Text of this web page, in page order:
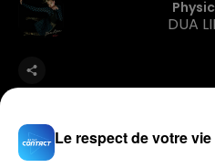
DUA
Le respect de votre